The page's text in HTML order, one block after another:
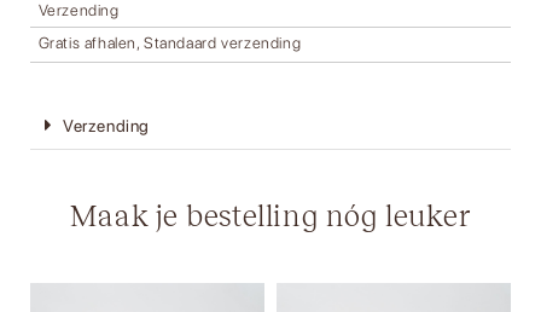
Verzending
Gratis afhalen, Standaard verzending
Verzending
Maak je bestelling nóg leuker